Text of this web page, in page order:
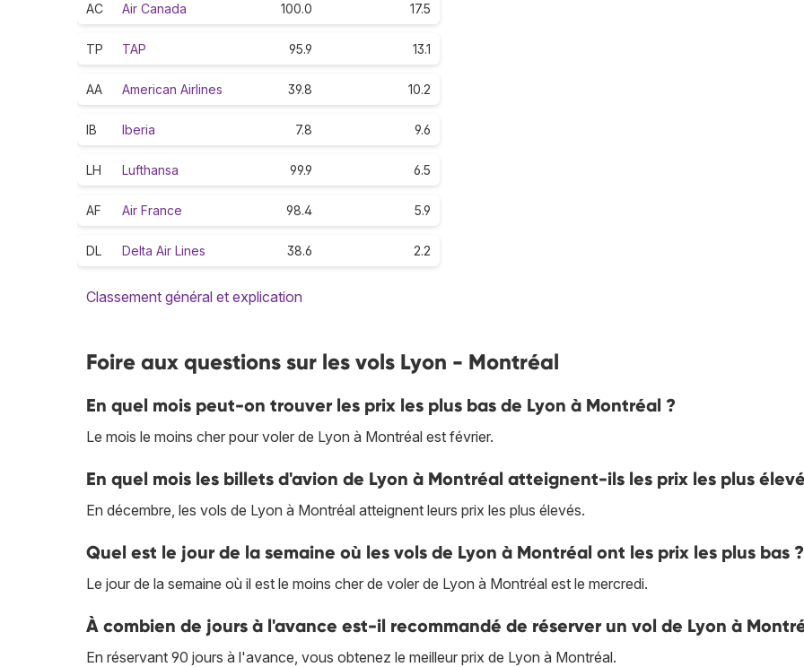
AC Air Canada 100.0 17.5
TP TAP 95.9 13.1
AA American Airlines 39.8 10.2
IB Iberia 7.8 9.6
LH Lufthansa 99.9 6.5
AF Air France 98.4 5.9
DL Delta Air Lines 38.6 2.2
Classement général et explication
Foire aux questions sur les vols Lyon - Montréal
En quel mois peut-on trouver les prix les plus bas de Lyon à Montréal ?
Le mois le moins cher pour voler de Lyon à Montréal est février.
En quel mois les billets d'avion de Lyon à Montréal atteignent-ils les prix les plus
En décembre, les vols de Lyon à Montréal atteignent leurs prix les plus élevés.
Quel est le jour de la semaine où les vols de Lyon à Montréal ont les prix les plus bas ?
Le jour de la semaine où il est le moins cher de voler de Lyon à Montréal est le mercredi.
À combien de jours à l'avance est-il recommandé de réserver un vol de Lyon à
En réservant 90 jours à l'avance, vous obtenez le meilleur prix de Lyon à Montréal.